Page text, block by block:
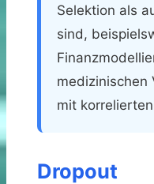
Selektion als
sind,
medizinischen
mit
Dropout